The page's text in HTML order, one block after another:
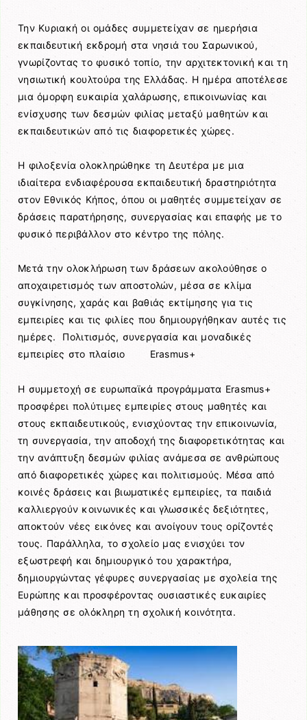
Την Κυριακή οι ομάδες συμμετείχαν σε ημερήσια
εκπαιδευτική εκδρομή στα νησιά του Σαρωνικού,
γνωρίζοντας το φυσικό τοπίο, την αρχιτεκτονική και τη
νησιωτική κουλτούρα της Ελλάδας. Η ημέρα αποτέλεσε
μια όμορφη ευκαιρία χαλάρωσης, επικοινωνίας και
ενίσχυσης των δεσμών φιλίας μεταξύ μαθητών και
εκπαιδευτικών από τις διαφορετικές χώρες.
Η φιλοξενία ολοκληρώθηκε τη Δευτέρα με μια
ιδιαίτερα ενδιαφέρουσα εκπαιδευτική δραστηριότητα
στον Εθνικός Κήπος, όπου οι μαθητές συμμετείχαν σε
δράσεις παρατήρησης, συνεργασίας και επαφής με το
φυσικό περιβάλλον στο κέντρο της πόλης.
Μετά την ολοκλήρωση των δράσεων ακολούθησε ο
αποχαιρετισμός των αποστολών, μέσα σε κλίμα
συγκίνησης, χαράς και βαθιάς εκτίμησης για τις
εμπειρίες και τις φιλίες που δημιουργήθηκαν αυτές τις
ημέρες. Πολιτισμός, συνεργασία και μοναδικές
εμπειρίες στο πλαίσιο Erasmus+
Η συμμετοχή σε ευρωπαϊκά προγράμματα Erasmus+
προσφέρει πολύτιμες εμπειρίες στους μαθητές και
στους εκπαιδευτικούς, ενισχύοντας την επικοινωνία,
τη συνεργασία, την αποδοχή της διαφορετικότητας και
την ανάπτυξη δεσμών φιλίας ανάμεσα σε ανθρώπους
από διαφορετικές χώρες και πολιτισμούς. Μέσα από
κοινές δράσεις και βιωματικές εμπειρίες, τα παιδιά
καλλιεργούν κοινωνικές και γλωσσικές δεξιότητες,
αποκτούν νέες εικόνες και ανοίγουν τους ορίζοντές
τους. Παράλληλα, το σχολείο μας ενισχύει τον
εξωστρεφή και δημιουργικό του χαρακτήρα,
δημιουργώντας γέφυρες συνεργασίας με σχολεία της
Ευρώπης και προσφέροντας ουσιαστικές ευκαιρίες
μάθησης σε ολόκληρη τη σχολική κοινότητα.